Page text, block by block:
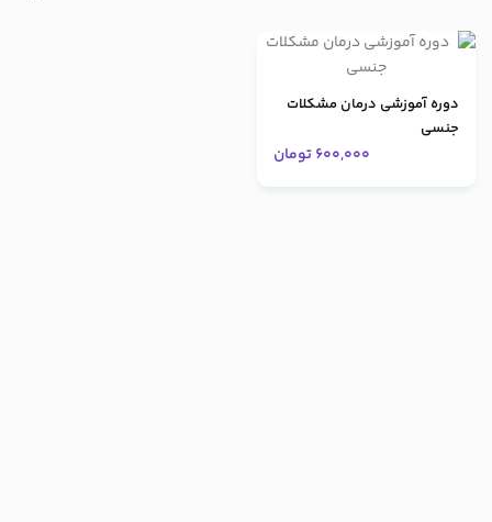
دوره آموزشی درمان مشکلات
جنسی
600,000تومان